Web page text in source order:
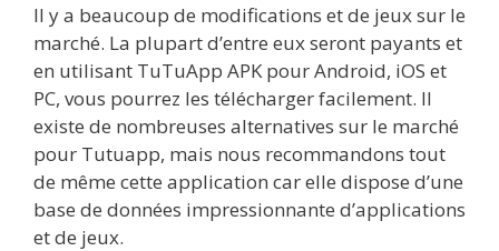
Il y a beaucoup de modifications et de jeux sur le
marché. La plupart d’entre eux seront payants et
en utilisant TuTuApp APK pour Android, iOS et
PC, vous pourrez les télécharger facilement. Il
existe de nombreuses alternatives sur le marché
pour Tutuapp, mais nous recommandons tout
de même cette application car elle dispose d’une
base de données impressionnante d’applications
et de jeux.